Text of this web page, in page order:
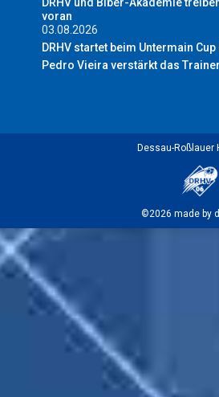
DRHV und Biber-Akademie
voran
03.08.2026
DRHV startet beim Untermain
Pedro Vieira verstärkt das
Dessau-Roßlauer
©2026 made by